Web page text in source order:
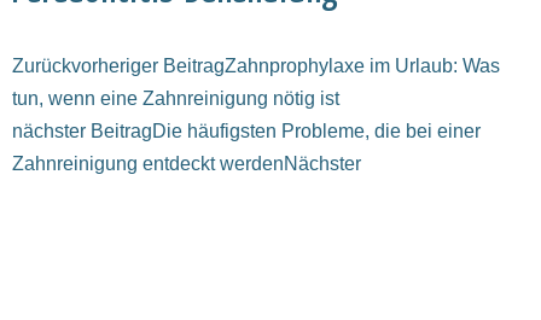
Zurückvorheriger BeitragZahnprophylaxe im Urlaub: Was
tun, wenn eine Zahnreinigung nötig ist
nächster BeitragDie häufigsten Probleme, die bei einer
Zahnreinigung entdeckt werdenNächster